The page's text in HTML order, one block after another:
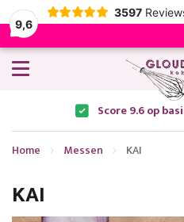
9,6
3597
Score 9.6 op
Home Messen KAI
KAI